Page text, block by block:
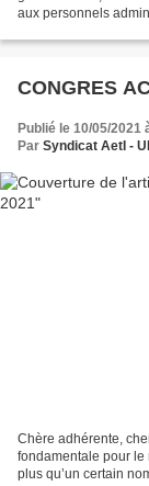
aux personnels
CONGRES
Publié le 10/05/2021
Par Syndicat AetI -
Chère adhérente,
fondamentale pour le
plus qu’un certain